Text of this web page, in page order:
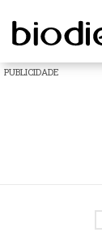
PUBLICIDADE